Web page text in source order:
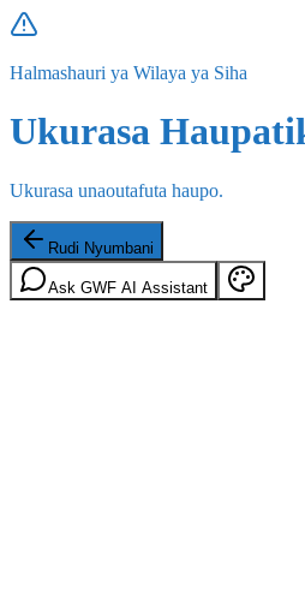
Halmashauri ya Wilaya ya Siha
Ukurasa
Ukurasa unaoutafuta haupo.
Rudi Nyumbani
Ask GWF AI Assistant